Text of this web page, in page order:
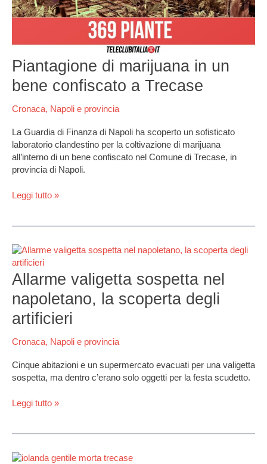
Piantagione di marijuana in un
bene confiscato a Trecase
Cronaca, Napoli e provincia
La Guardia di Finanza di Napoli ha scoperto un sofisticato
laboratorio clandestino per la coltivazione di marijuana
all’interno di un bene confiscato nel Comune di Trecase, in
provincia di Napoli.
confiscato
Leggi tutto »
Allarme valigetta sospetta nel
napoletano, la scoperta degli
artificieri
Cronaca, Napoli e provincia
Cinque abitazioni e un supermercato evacuati per una valigetta
sospetta, ma dentro c’erano solo oggetti per la festa scudetto.
Allarme
valigetta
sospetta
nel
napoletano,
scoperta
degli
Leggi tutto »
Iolanda